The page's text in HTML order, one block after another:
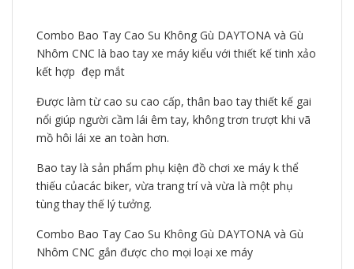
Combo Bao Tay Cao Su Không Gù DAYTONA và Gù
Nhôm CNC là bao tay xe máy kiểu với thiết kế tinh xảo
kết hợp đẹp mắt
Được làm từ cao su cao cấp, thân bao tay thiết kế gai
nổi giúp người cầm lái êm tay, không trơn trượt khi vã
mồ hôi lái xe an toàn hơn.
Bao tay là sản phẩm phụ kiện đồ chơi xe máy k thể
thiếu củacác biker, vừa trang trí và vừa là một phụ
tùng thay thế lý tưởng.
Combo Bao Tay Cao Su Không Gù DAYTONA và Gù
Nhôm CNC gắn được cho mọi loại xe máy